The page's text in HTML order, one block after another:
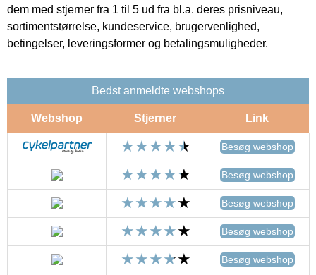
dem med stjerner fra 1 til 5 ud fra bl.a. deres prisniveau,
sortimentstørrelse, kundeservice, brugervenlighed,
betingelser, leveringsformer og betalingsmuligheder.
Bedst anmeldte webshops
Webshop Stjerner Link
Besøg webshop
Besøg webshop
Besøg webshop
Besøg webshop
Besøg webshop